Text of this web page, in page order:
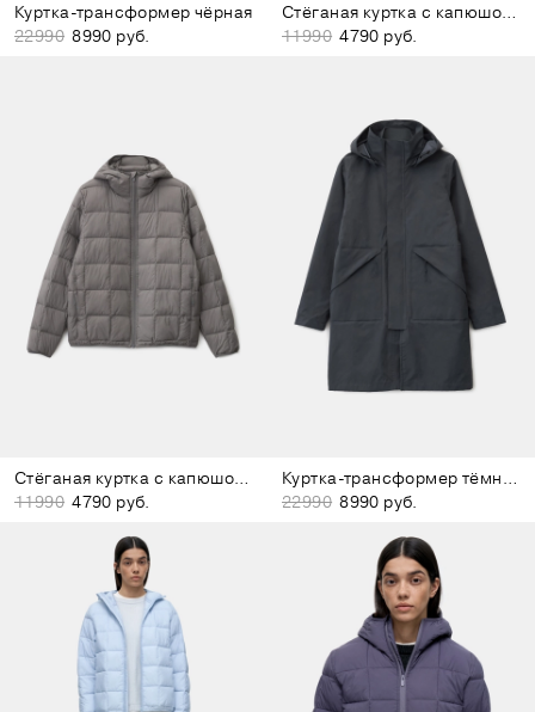
Куртка-трансформер чёрная
22990 8990 руб.
Стёганая куртка с капюшоном коричневая
11990 4790 руб.
Стёганая куртка с капюшоном серая
11990 4790 руб.
Куртка-трансформер тёмно-серая
22990 8990 руб.